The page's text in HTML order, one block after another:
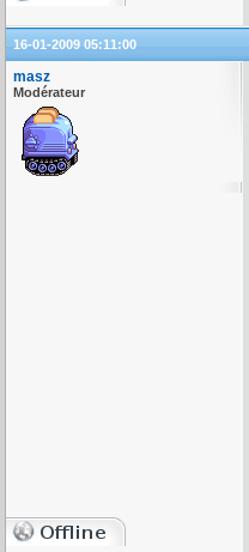
16-01-2009 05:11:00
masz
Modérateur